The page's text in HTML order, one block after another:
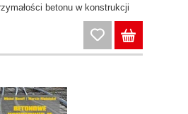
betonu w konstrukcji